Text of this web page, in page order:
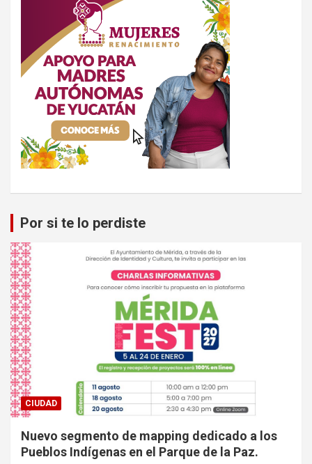
Por si te lo perdiste
CIUDAD
Nuevo segmento de mapping dedicado a los
Pueblos Indígenas en el Parque de la Paz.